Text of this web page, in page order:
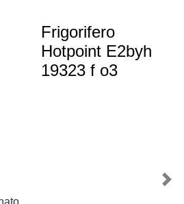
Frigorifero
Hotpoint E2byh
19323 f o3